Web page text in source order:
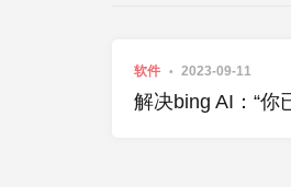
软件 2023-09-11
解决bing AI：“你